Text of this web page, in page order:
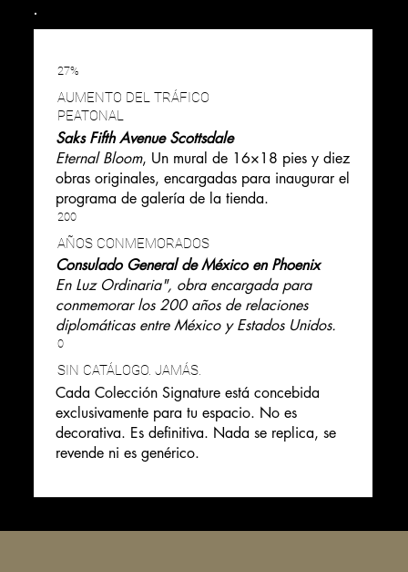
27%
AUMENTO DEL TRÁFICO
PEATONAL
Saks Fifth Avenue Scottsdale
Eternal Bloom, Un mural de 16×18 pies y diez
obras originales, encargadas para inaugurar el
programa de galería de la tienda.
200
AÑOS CONMEMORADOS
Consulado General de México en Phoenix
En Luz Ordinaria", obra encargada para
conmemorar los 200 años de relaciones
diplomáticas entre México y Estados Unidos.
0
SIN CATÁLOGO. JAMÁS.
Cada Colección Signature está concebida
exclusivamente para tu espacio. No es
decorativa. Es definitiva. Nada se replica, se
revende ni es genérico.